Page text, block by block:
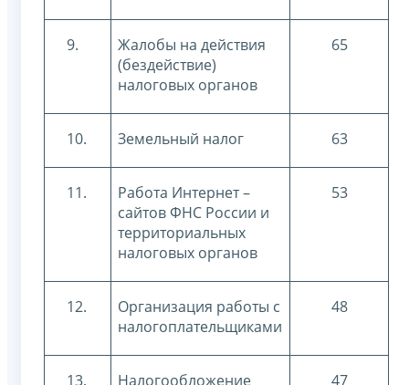
9.
Жалобы на действия
(бездействие)
налоговых органов
65
10. Земельный налог 63
11.
Работа Интернет –
сайтов ФНС России и
территориальных
налоговых органов
53
12.
Организация работы с
налогоплательщиками
48
13. Налогообложение 47